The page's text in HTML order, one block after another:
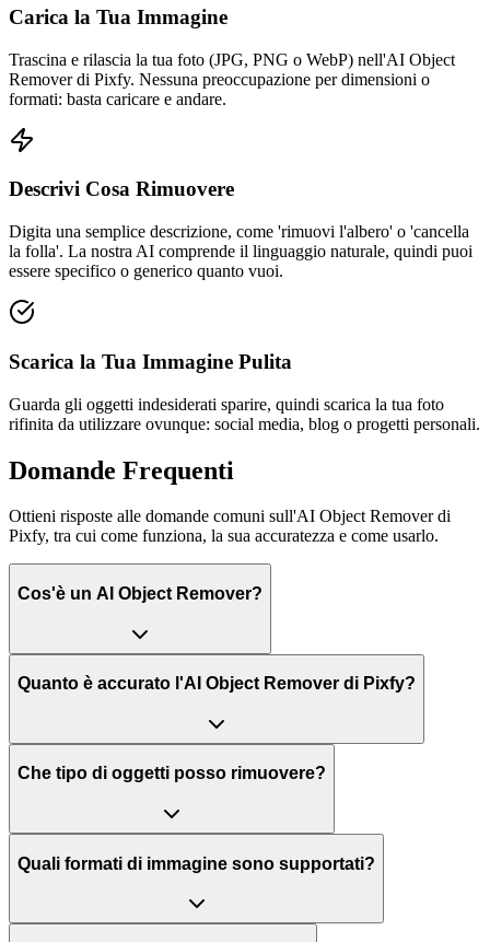
Carica la Tua Immagine
Trascina e rilascia la tua foto (JPG, PNG o WebP) nell'AI Object
Remover di Pixfy. Nessuna preoccupazione per dimensioni o
formati: basta caricare e andare.
Descrivi Cosa Rimuovere
Digita una semplice descrizione, come 'rimuovi l'albero' o 'cancella
la folla'. La nostra AI comprende il linguaggio naturale, quindi puoi
essere specifico o generico quanto vuoi.
Scarica la Tua Immagine Pulita
Guarda gli oggetti indesiderati sparire, quindi scarica la tua foto
rifinita da utilizzare ovunque: social media, blog o progetti personali.
Domande Frequenti
Ottieni risposte alle domande comuni sull'AI Object Remover di
Pixfy, tra cui come funziona, la sua accuratezza e come usarlo.
Cos'è un AI Object Remover?
Quanto è accurato l'AI Object Remover di Pixfy?
Che tipo di oggetti posso rimuovere?
Quali formati di immagine sono supportati?